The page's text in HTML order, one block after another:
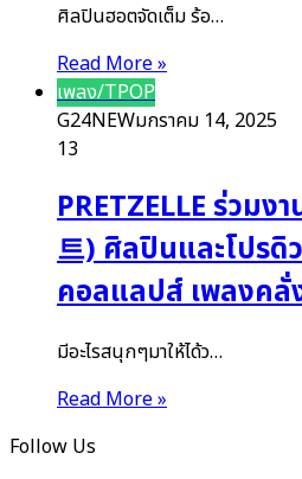
ศิลปินฮอตจัดเต็ม ร้อ…
Read More »
เพลง/TPOP
G24NEWมกราคม 14, 2025
13
PRETZELLE ร่วมง
트) ศิลปินและโปรดิว
คอลแลปส์ เพลงคลั่
มีอะไรสนุกๆมาให้ได้ว…
Read More »
Follow Us